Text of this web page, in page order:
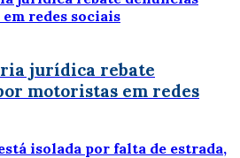
jurídica rebate
motoristas em redes